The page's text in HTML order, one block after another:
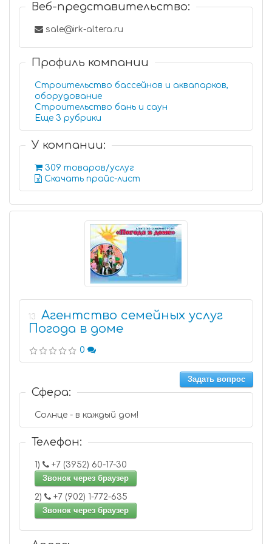
Веб-представительство:
sale@irk-altera.ru
Профиль компании
Строительство бассейнов и аквапарков,
оборудование
Строительство бань и саун
Еще 3 рубрики
У компании:
309 товаров/услуг
Скачать прайс-лист
13
Агентство семейных услуг
Погода в доме
0
Задать вопрос
Сфера:
Солнце - в каждый дом!
Телефон:
1)
+7 (3952) 60-17-30
Звонок через браузер
2)
+7 (902) 1-772-635
Звонок через браузер